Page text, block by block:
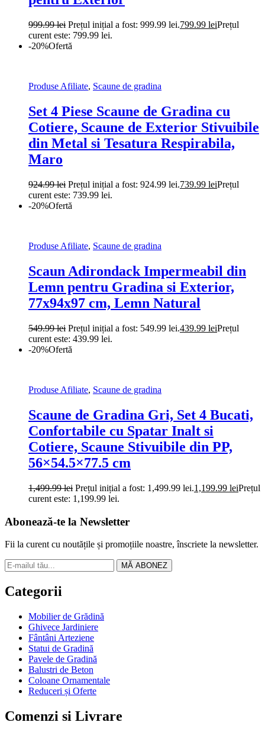
999.99lei Prețul inițial a fost: 999.99 lei.799.99 leiPrețul
curent este: 799.99 lei.
-20%Ofertă
Produse Afiliate, Scaune de gradina
Set 4 Piese Scaune de Gradina cu
Cotiere, Scaune de Exterior Stivuibile
din Metal si Tesatura Respirabila,
Maro
924.99lei Prețul inițial a fost: 924.99 lei.739.99 leiPrețul
curent este: 739.99 lei.
-20%Ofertă
Produse Afiliate, Scaune de gradina
Scaun Adirondack Impermeabil din
Lemn pentru Gradina si Exterior,
77x94x97 cm, Lemn Natural
549.99lei Prețul inițial a fost: 549.99 lei.439.99 leiPrețul
curent este: 439.99 lei.
-20%Ofertă
Produse Afiliate, Scaune de gradina
Scaune de Gradina Gri, Set 4 Bucati,
Confortabile cu Spatar Inalt si
Cotiere, Scaune Stivuibile din PP,
56×54.5×77.5 cm
1,499.99lei Prețul inițial a fost: 1,499.99 lei.1,199.99 leiPrețul
curent este: 1,199.99 lei.
Abonează-te la Newsletter
Fii la curent cu noutățile și promoțiile noastre, înscriete la newsletter.
MĂ ABONEZ
Categorii
Mobilier de Grădină
Ghivece Jardiniere
Fântâni Arteziene
Statui de Gradină
Pavele de Gradină
Balustri de Beton
Coloane Ornamentale
Reduceri și Oferte
Comenzi si Livrare